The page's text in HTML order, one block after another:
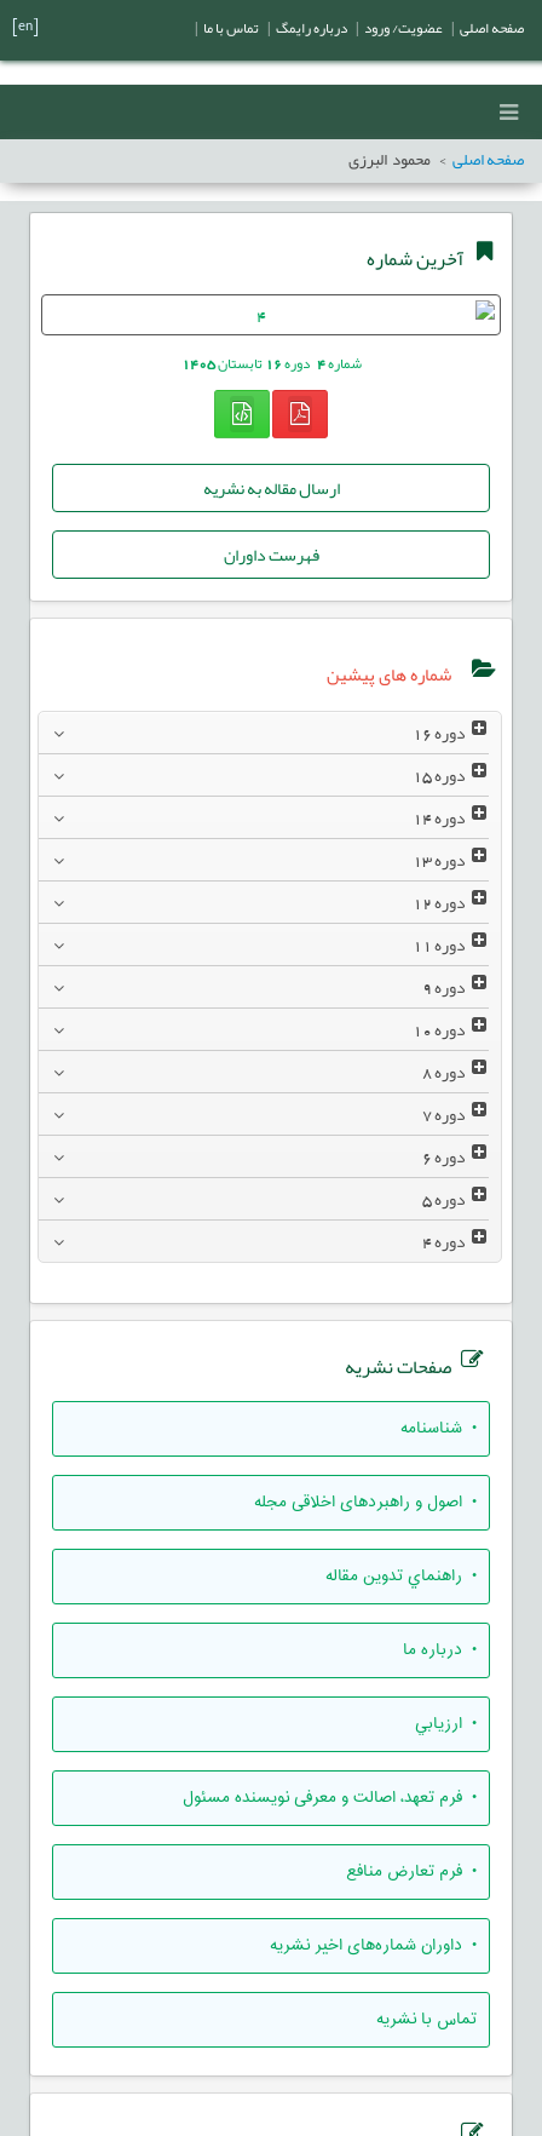
صفحه اصلی محمود البرزی
آخرین شماره
شماره4 دوره16تابستان1405
ارسال مقاله به نشریه
فهرست داوران
شماره های پیشین
دوره16
دوره15
دوره14
دوره13
دوره12
دوره11
دوره9
دوره10
دوره8
دوره7
دوره6
دوره5
دوره4
صفحات نشریه
• شناسنامه
• اصول و راهبردهای اخلاقی مجله
• راهنماي تدوين مقاله
• درباره ما
• ارزيابي
• فرم تعهد، اصالت و معرفی نویسنده مسئول
• فرم تعارض منافع
• داوران شماره‌های اخیر نشریه
تماس با نشریه
صفحه اصلی عضویت/ ورود درباره رایمگ تماس با ما